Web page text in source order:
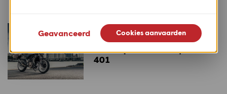
NIEUWS
10 motorfietsen voor 2018:
401
Geavanceerd Cookies aanvaarden